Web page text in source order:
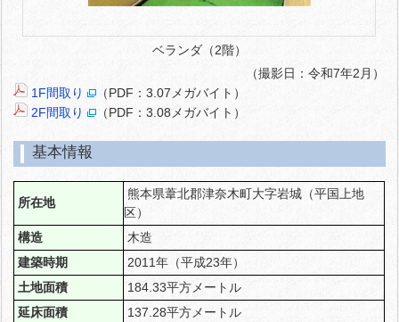
ベランダ（2階）
（撮影日：令和7年2月）
1F間取り
（PDF：3.07メガバイト）
2F間取り
（PDF：3.08メガバイト）
基本情報
所在地
熊本県葦北郡津奈木町大字岩城（平国上地
区）
構造
木造
建築時期
2011年（平成23年）
土地面積
184.33平方メートル
延床面積
137.28平方メートル